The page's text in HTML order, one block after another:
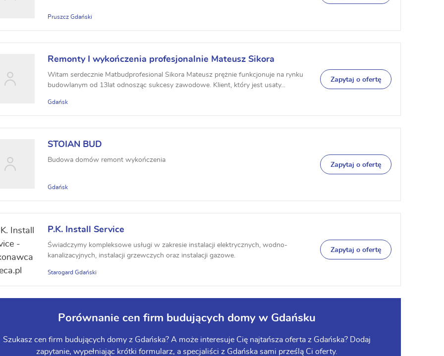
Pruszcz Gdański
Remonty I wykończenia profesjonalnie Mateusz Sikora
MatBudProfesional
Witam serdecznie Matbudprofesional Sikora Mateusz prężnie funkcjonuje na rynku
budowlanym od 13lat odnosząc sukcesy zawodowe. Klient, który jest usaty...
Gdańsk
Zapytaj o ofertę
STOIAN BUD
Budowa domów remont wykończenia
Gdańsk
Zapytaj o ofertę
P.K. Install Service
Świadczymy kompleksowe usługi w zakresie instalacji elektrycznych, wodno-
kanalizacyjnych, instalacji grzewczych oraz instalacji gazowe.
Starogard Gdański
Zapytaj o ofertę
Porównanie cen firm budujących domy w Gdańsku
Szukasz cen firm budujących domy z Gdańska? A może interesuje Cię najtańsza oferta z Gdańska? Dodaj
zapytanie, wypełniając krótki formularz, a specjaliści z Gdańska sami prześlą Ci oferty.